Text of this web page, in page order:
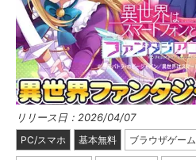
リリース日：2026/04/07
PC/スマホ 基本無料 ブラウザゲーム